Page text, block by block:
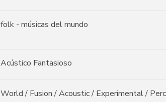
folk - músicas del mundo
Acústico Fantasioso
World / Fusion / Acoustic / Experimental /